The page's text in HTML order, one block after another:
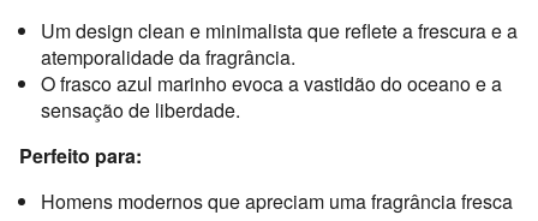
Um design clean e minimalista que reflete a frescura e a
atemporalidade da fragrância.
O frasco azul marinho evoca a vastidão do oceano e a
sensação de liberdade.
Perfeito para:
Homens modernos que apreciam uma fragrância fresca